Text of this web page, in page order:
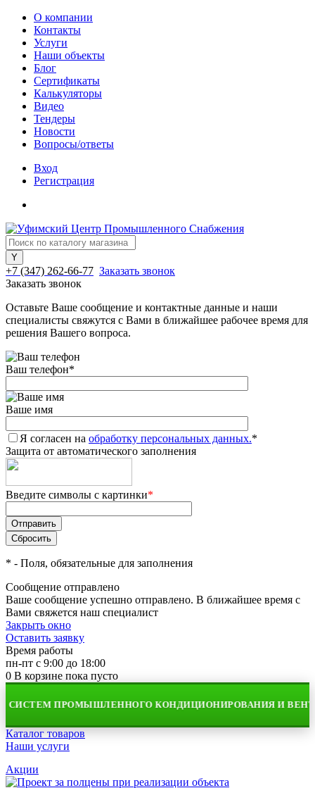
О компании
Контакты
Услуги
Наши объекты
Блог
Сертификаты
Калькуляторы
Видео
Тендеры
Новости
Вопросы/ответы
Вход
Регистрация
+7 (347) 262-66-77 Заказать звонок
Заказать звонок
Оставьте Ваше сообщение и контактные данные и наши
специалисты свяжутся с Вами в ближайшее рабочее время для
решения Вашего вопроса.
Ваш телефон*
Ваше имя
Я согласен на обработку персональных данных.*
Защита от автоматического заполнения
Введите символы с картинки*
* - Поля, обязательные для заполнения
Сообщение отправлено
Ваше сообщение успешно отправлено. В ближайшее время с
Вами свяжется наш специалист
Закрыть окно
Оставить заявку
Время работы
пн-пт с 9:00 до 18:00
0 В корзине пока пусто
ПРОМЫШЛЕННОГО КОНДИЦИОНИРОВАНИЯ И
Каталог товаров
Наши услуги
Акции